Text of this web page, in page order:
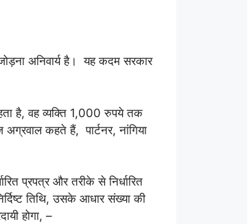
अनिवार्य है। यह कदम सरकार
है, वह व्यक्ति 1,000 रुपये तक
कहते हैं, पार्टनर, नांगिया
प्रपत्र और तरीके से निर्धारित
तिथि, उसके आधार संख्या की
होगा, –